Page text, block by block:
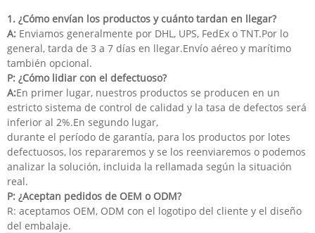
1. ¿Cómo envían los productos y cuánto tardan en llegar?
A: Enviamos generalmente por DHL, UPS, FedEx o TNT.Por lo
general, tarda de 3 a 7 días en llegar.Envío aéreo y marítimo
también opcional.
P: ¿Cómo lidiar con el defectuoso?
A:En primer lugar, nuestros productos se producen en un
estricto sistema de control de calidad y la tasa de defectos será
inferior al 2%.En segundo lugar,
durante el período de garantía, para los productos por lotes
defectuosos, los repararemos y se los reenviaremos o podemos
analizar la solución, incluida la rellamada según la situación
real.
P: ¿Aceptan pedidos de OEM o ODM?
R: aceptamos OEM, ODM con el logotipo del cliente y el diseño
del embalaje.